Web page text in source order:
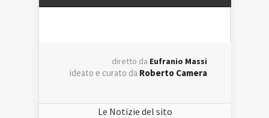
diretto da Eufranio Massi
ideato e curato da Roberto Camera
Le Notizie del sito